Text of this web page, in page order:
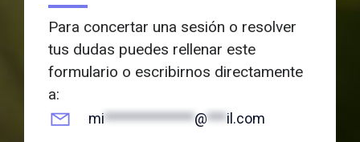
Para concertar una sesión o resolver
tus dudas puedes rellenar este
formulario o escribirnos directamente
a:
mi**************@***il.com